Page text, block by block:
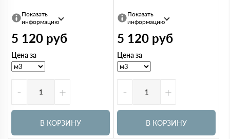
Показать
информацию
5 120 руб
Цена за
- +
В КОРЗИНУ
Показать
информацию
5 120 руб
Цена за
- +
В КОРЗИНУ